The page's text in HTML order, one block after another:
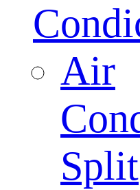
Air
Split